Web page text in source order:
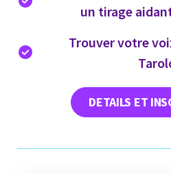
un tirage
Trouver votre
DETAILS ET